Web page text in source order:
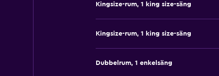
Kingsize-rum, 1 king size-säng
Kingsize-rum, 1 king size-säng
Dubbelrum, 1 enkelsäng